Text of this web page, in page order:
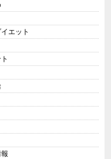
エット